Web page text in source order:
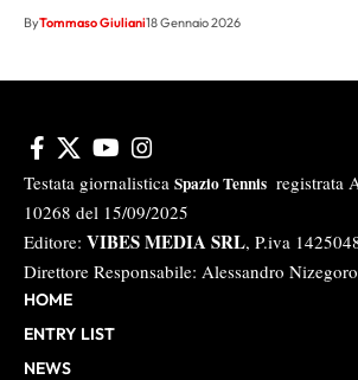
ByTommaso Giuliani18 Gennaio 2026
Testata giornalistica Spazio Tennis registrata
10268 del 15/09/2025
Editore: VIBES MEDIA SRL, P.iva
Direttore Responsabile: Alessandro
HOME
ENTRY LIST
NEWS